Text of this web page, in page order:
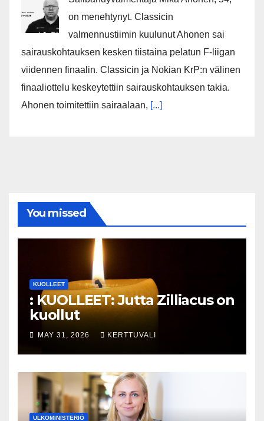
on menehtynyt. Classicin
valmennustiimin kuulunut Ahonen sai
sairauskohtauksen kesken tiistaina pelatun F-liigan
viidennen finaalin. Classicin ja Nokian KrP:n välinen
finaaliottelu keskeytettiin sairauskohtauksen takia.
Ahonen toimitettiin sairaalaan, [...]
You missed
KUOLLEET
: KUOLLEET: Jutta Zilliacus on
kuollut
MAY 31, 2026 KERTTUVALI
ULKOMINISTERIÖ